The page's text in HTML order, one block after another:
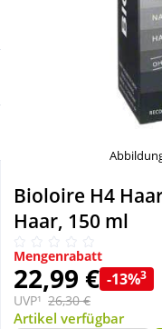
Natur & Homöopathie
Sanitätshaus
Sport & Fitness
Bioloire H4
Haar, 150 ml
Mengenrabatt
22,99 € -13%3
UVP¹ 26,30 €
Artikel verfügbar